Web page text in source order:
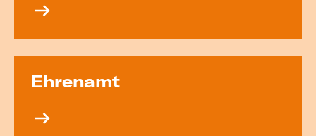
Ehrenamt